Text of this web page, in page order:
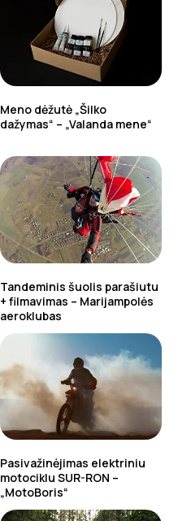
Meno dėžutė „Šilko
dažymas“ – „Valanda mene“
Tandeminis šuolis parašiutu
+ filmavimas – Marijampolės
aeroklubas
Pasivažinėjimas elektriniu
motociklu SUR-RON –
„MotoBoris“